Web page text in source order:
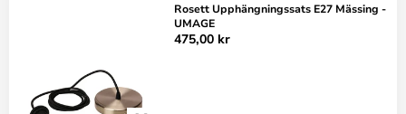
Rosett Upphängningssats E27 Mässing -
UMAGE
475,00 kr